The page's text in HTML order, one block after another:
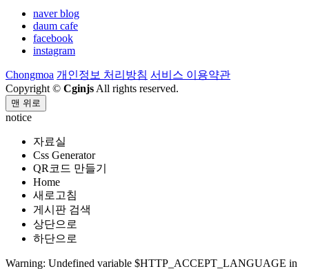
naver blog
daum cafe
facebook
instagram
Chongmoa 개인정보 처리방침 서비스 이용약관
Copyright © Cginjs All rights reserved.
맨 위로
notice
자료실
Css Generator
QR코드 만들기
Home
새로고침
게시판 검색
상단으로
하단으로
Warning: Undefined variable $HTTP_ACCEPT_LANGUAGE in